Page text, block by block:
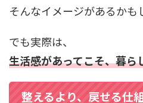
そんなイメージがあるかも
でも実際は、
生活感があってこそ、暮ら
整えるより、戻せる仕